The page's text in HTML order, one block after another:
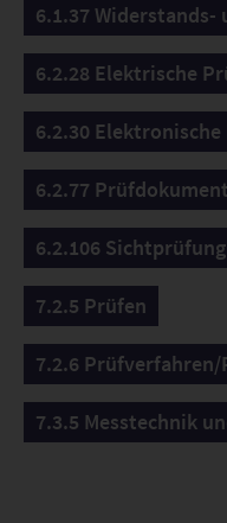
6.1.37
6.2.28 Elektrische
6.2.30 Elektronische
6.2.77
6.2.106 Sichtprüfung
7.2.5 Prüfen
7.2.6
7.3.5 Messtechnik